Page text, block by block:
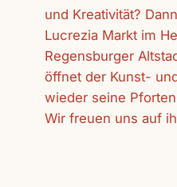
und Kreativität?
Lucrezia Markt im
Regensburger
öffnet der Kunst-
wieder seine
Wir freuen uns auf